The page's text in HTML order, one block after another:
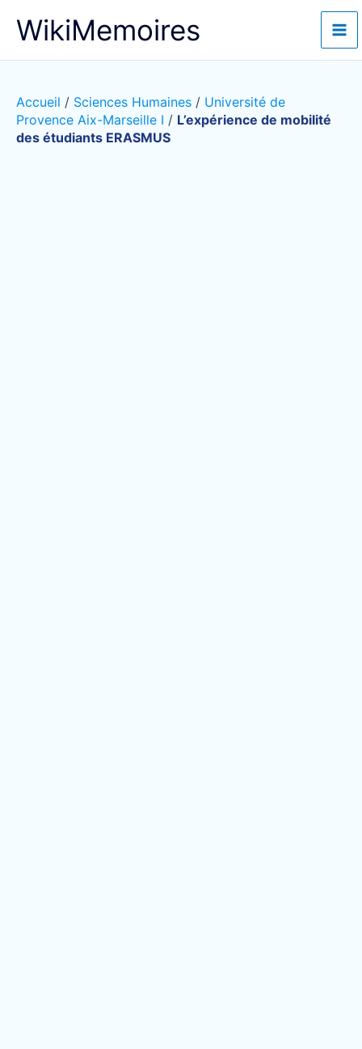
WikiMemoires
Accueil / Sciences Humaines / Université de
Provence Aix-Marseille I / L’expérience de mobilité
des étudiants ERASMUS